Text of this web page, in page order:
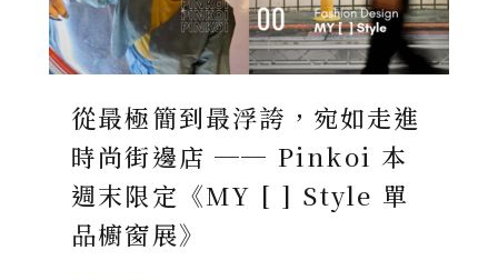
從最極簡到最浮誇，宛如走進
時尚街邊店 ── Pinkoi 本
週末限定《MY [ ] Style 單
品櫥窗展》